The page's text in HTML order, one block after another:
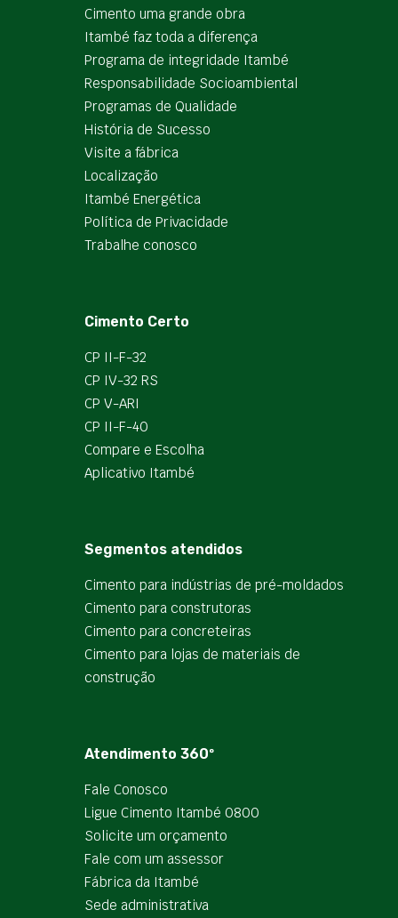
Cimento uma grande obra
Itambé faz toda a diferença
Programa de integridade Itambé
Responsabilidade Socioambiental
Programas de Qualidade
História de Sucesso
Visite a fábrica
Localização
Itambé Energética
Política de Privacidade
Trabalhe conosco
Cimento Certo
CP II-F-32
CP IV-32 RS
CP V-ARI
CP II-F-40
Compare e Escolha
Aplicativo Itambé
Segmentos atendidos
Cimento para indústrias de pré-moldados
Cimento para construtoras
Cimento para concreteiras
Cimento para lojas de materiais de
construção
Atendimento 360º
Fale Conosco
Ligue Cimento Itambé 0800
Solicite um orçamento
Fale com um assessor
Fábrica da Itambé
Sede administrativa